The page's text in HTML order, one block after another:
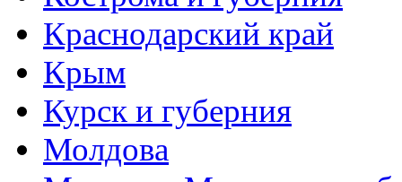
Краснодарский край
Крым
Курск и губерния
Молдова